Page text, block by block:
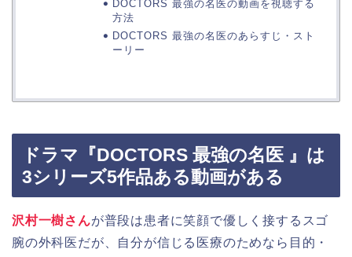
DOCTORS 最強の名医の動画を視聴する
方法
DOCTORS 最強の名医のあらすじ・スト
ーリー
ドラマ『DOCTORS 最強の名医 』は
3シリーズ5作品ある動画がある
沢村一樹さんが普段は患者に笑顔で優しく接するスゴ
腕の外科医だが、自分が信じる医療のためなら目的・